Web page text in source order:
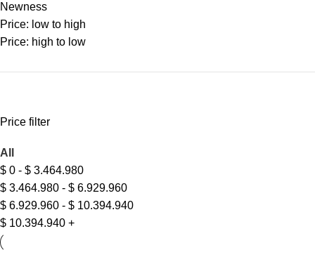
Newness
Price: low to high
Price: high to low
Price filter
All
$ 0 - $ 3.464.980
$ 3.464.980 - $ 6.929.960
$ 6.929.960 - $ 10.394.940
$ 10.394.940 +